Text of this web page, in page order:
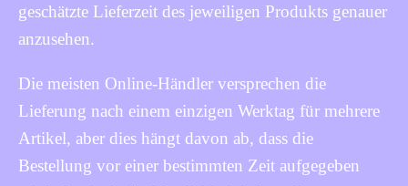
geschätzte Lieferzeit des jeweiligen Produkts genauer
anzusehen.
Die meisten Online-Händler versprechen die
Lieferung nach einem einzigen Werktag für mehrere
Artikel, aber dies hängt davon ab, dass die
Bestellung vor einer bestimmten Zeit aufgegeben